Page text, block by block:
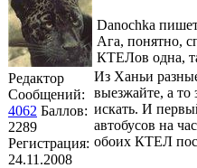
Редактор
Сообщений:
4062 Баллов:
2289
Регистрация:
24.11.2008
Danochka
Ага, понятно,
КТЕЛов одна,
Из Ханьи
выезжайте, а то
искать. И
автобусов на
обоих КТЕЛ